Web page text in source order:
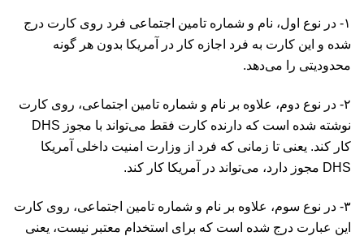
۱- در نوع اول، نام و شماره تامین اجتماعی فرد روی کارت درج
شده و این کارت به فرد اجازه کار در آمریکا بدون هر گونه
محدودیتی را می‌دهد.
۲- در نوع دوم، علاوه بر نام و شماره تامین اجتماعی، روی کارت
نوشته شده است که دارنده کارت فقط می‌تواند با مجوز DHS
کار کند. یعنی تا زمانی که فرد از وزارت امنیت داخلی آمریکا
DHS مجوز دارد، می‌تواند در آمریکا کار کند.
۳- در نوع سوم، علاوه بر نام و شماره تامین اجتماعی، روی کارت
این عبارت درج شده است که برای استخدام معتبر نیست، یعنی